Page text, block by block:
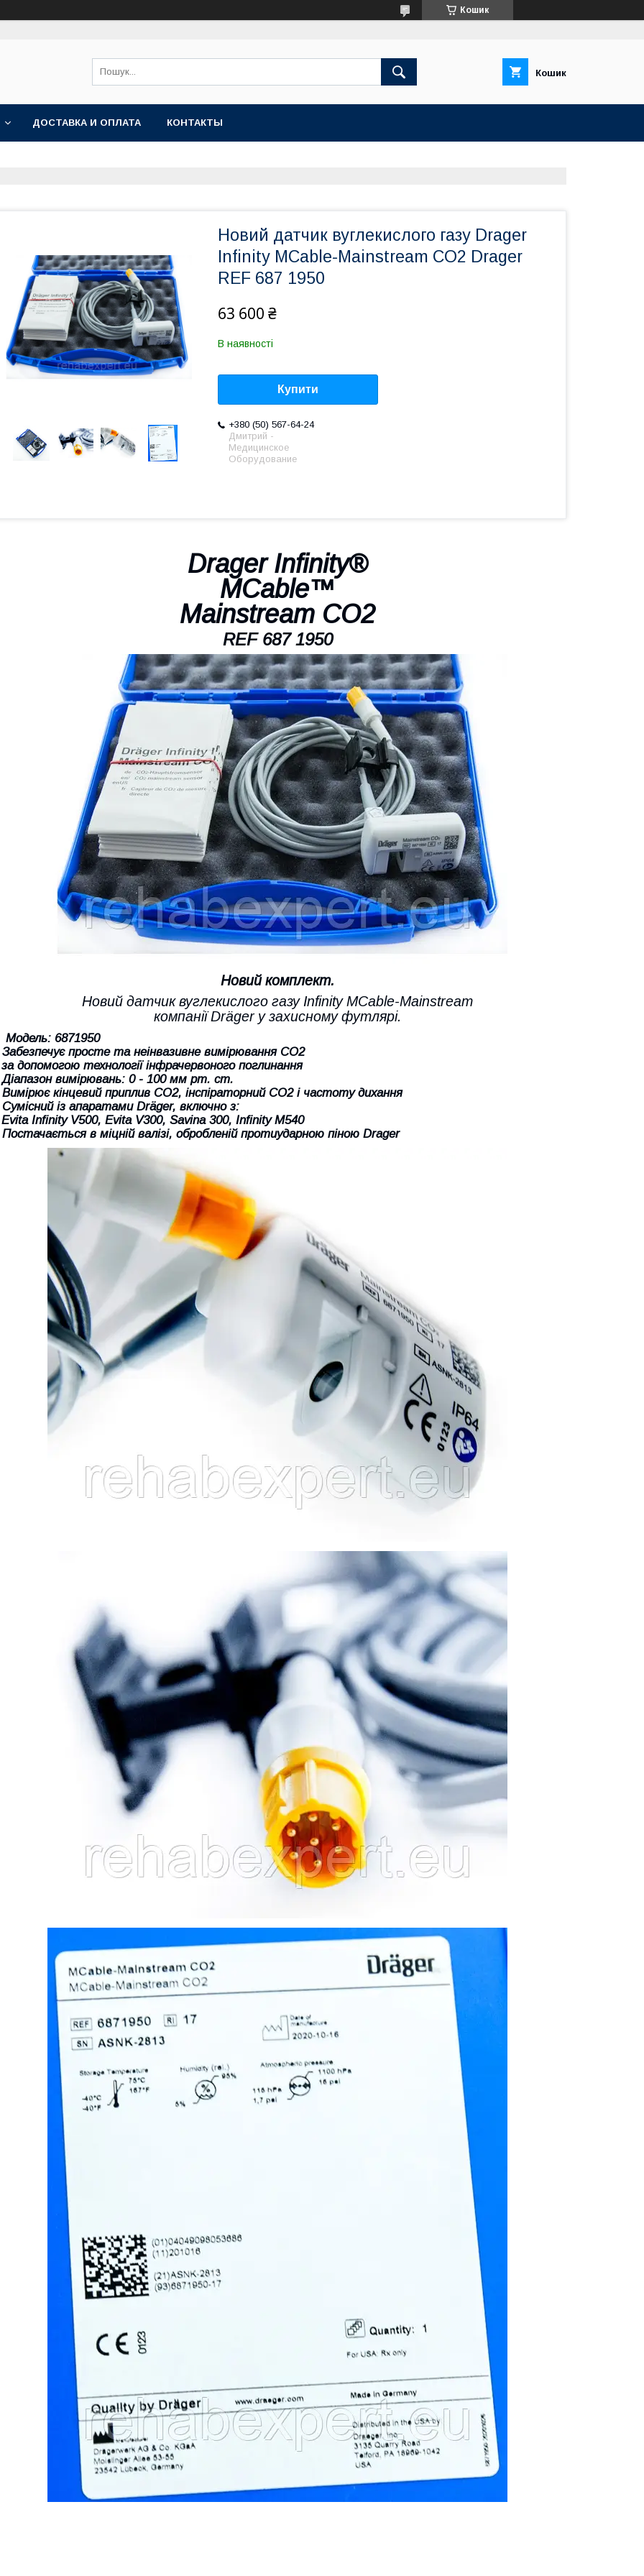
Кошик
Кошик
ДОСТАВКА И ОПЛАТА КОНТАКТЫ
Новий датчик вуглекислого газу Drager
Infinity MCable-Mainstream CO2 Drager
REF 687 1950
63 600 ₴
В наявності
Купити
+380 (50) 567-64-24
Дмитрий -
Медицинское
Оборудование
Drager Infinity®
MCable™
Mainstream CO2
REF 687 1950
Новий комплект.
Новий датчик вуглекислого газу Infinity MCable-Mainstream
компанії Dräger у захисному футлярі.
6871950
просте та неінвазивне вимірювання CO2
допомогою технології інфрачервоного поглинання
вимірювань: 0 - 100 мм рт. ст.
кінцевий приплив CO2, інспіраторний CO2 і частоту дихання
із апаратами Dräger, включно з:
Infinity V500, Evita V300, Savina 300, Infinity M540
в міцній валізі, обробленій протиударною піною Drager